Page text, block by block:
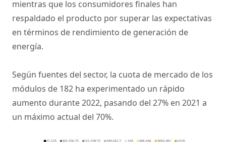
mientras que los consumidores finales han
respaldado el producto por superar las expectativas
en términos de rendimiento de generación de
energía.
Según fuentes del sector, la cuota de mercado de los
módulos de 182 ha experimentado un rápido
aumento durante 2022, pasando del 27% en 2021 a
un máximo actual del 70%.